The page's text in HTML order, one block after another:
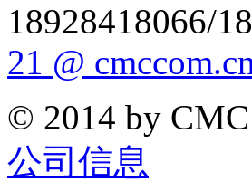
18928418066/
21 @ cmccom.cn
© 2014 by
公司信息